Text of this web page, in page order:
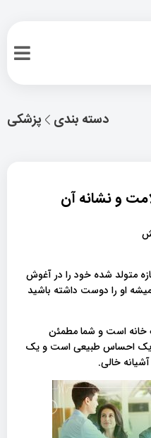
پزشکی دسته بندی
متولد شده خود را در آغوش
او را دوست داشته باشید
خانه است و شما مطمئن
یک احساس طبیعی است و یک
خالی.